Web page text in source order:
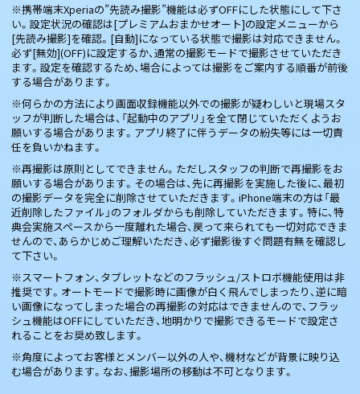
※携帯端末Xperiaの”先読み撮影”機能は必ずOFFにした状態にして下さ
い。設定状況の確認は[プレミアムおまかせオート]の設定メニューから
[先読み撮影]を確認。[自動]になっている状態で撮影は対応できません。
必ず[無効](OFF)に設定するか、通常の撮影モードで撮影させていただき
ます。設定を確認するため、場合によっては撮影をご案内する順番が前後
する場合があります。
※何らかの方法により画面収録機能以外での撮影が疑わしいと現場スタ
ッフが判断した場合は、「起動中のアプリ」を全て閉じていただくようお
願いする場合があります。アプリ終了に伴うデータの紛失等には一切責
任を負いかねます。
※再撮影は原則としてできません。ただしスタッフの判断で再撮影をお
願いする場合があります。その場合は、先に再撮影を実施した後に、最初
の撮影データを完全に削除させていただきます。iPhone端末の方は「最
近削除したファイル」のフォルダからも削除していただきます。特に、特
典会実施スペースから一度離れた場合、戻って来られても一切対応できま
せんので、あらかじめご理解いただき、必ず撮影後すぐ問題有無を確認し
て下さい。
※スマートフォン、タブレットなどのフラッシュ/ストロボ機能使用は非
推奨です。オートモードで撮影時に画像が白く飛んでしまったり、逆に暗
い画像になってしまった場合の再撮影の対応はできませんので、フラッ
シュ機能はOFFにしていただき、地明かりで撮影できるモードで設定さ
れることをお奨め致します。
※角度によってお客様とメンバー以外の人や、機材などが背景に映り込
む場合があります。なお、撮影場所の移動は不可となります。